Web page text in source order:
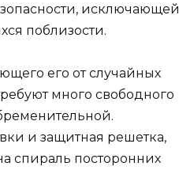
исключающей
поблизости.
его от случайных
много свободного
и защитная решетка,
спираль посторонних